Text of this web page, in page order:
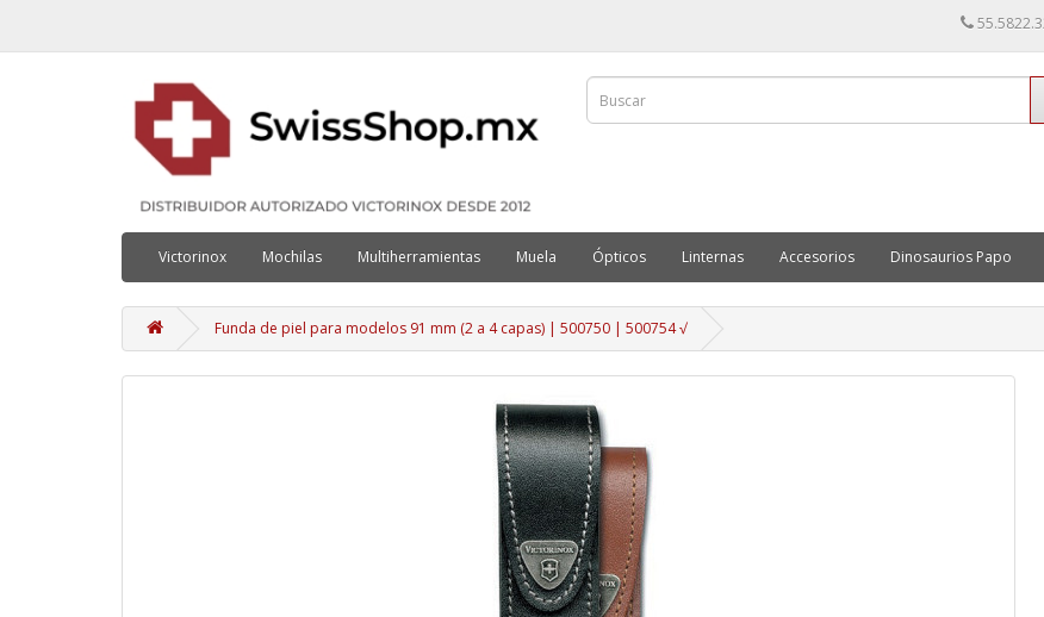
Victorinox Mochilas Multiherramientas Muela Ópticos Linternas Accesorios Dinosaurios Papo
Funda de piel para modelos 91 mm (2 a 4 capas) | 500750 | 500754 √